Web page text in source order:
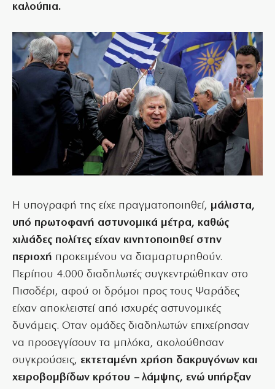
καλούπια.
Η υπογραφή της είχε πραγματοποιηθεί, μάλιστα,
υπό πρωτοφανή αστυνομικά μέτρα, καθώς
χιλιάδες πολίτες είχαν κινητοποιηθεί στην
περιοχή προκειμένου να διαμαρτυρηθούν.
Περίπου 4.000 διαδηλωτές συγκεντρώθηκαν στο
Πισοδέρι, αφού οι δρόμοι προς τους Ψαράδες
είχαν αποκλειστεί από ισχυρές αστυνομικές
δυνάμεις. Οταν ομάδες διαδηλωτών επιχείρησαν
να προσεγγίσουν τα μπλόκα, ακολούθησαν
συγκρούσεις, εκτεταμένη χρήση δακρυγόνων και
χειροβομβίδων κρότου – λάμψης, ενώ υπήρξαν